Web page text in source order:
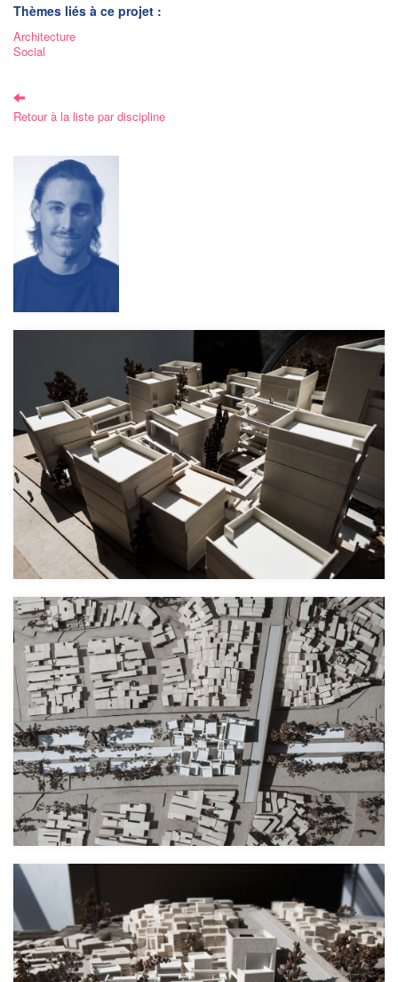
Thèmes liés à ce projet :
Architecture
Social
Retour à la liste par discipline